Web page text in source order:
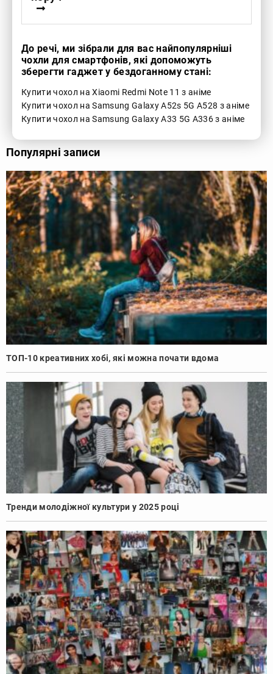
До речі, ми зібрали для вас найпопулярніші
чохли для смартфонів, які допоможуть
зберегти гаджет у бездоганному стані:
Купити чохол на Xiaomi Redmi Note 11 з аніме
Купити чохол на Samsung Galaxy A52s 5G A528 з аніме
Купити чохол на Samsung Galaxy A33 5G A336 з аніме
Популярні записи
ТОП-10 креативних хобі, які можна почати вдома
Тренди молодіжної культури у 2025 році